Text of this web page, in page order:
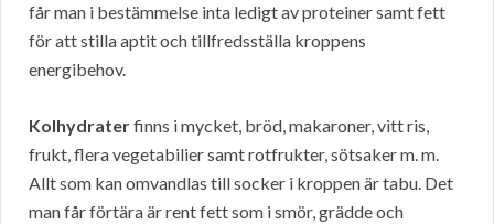
får man i bestämmelse inta ledigt av proteiner samt fett
för att stilla aptit och tillfredsställa kroppens
energibehov.
Kolhydraterfinns i mycket, bröd, makaroner, vitt ris,
frukt, flera vegetabilier samt rotfrukter, sötsaker m. m.
Allt som kan omvandlas till socker i kroppen är tabu. Det
man får förtära är rent fett som i smör, grädde och